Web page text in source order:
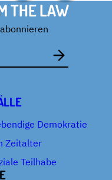
THE LAW
Demokratie
Zeitalter
Teilhabe